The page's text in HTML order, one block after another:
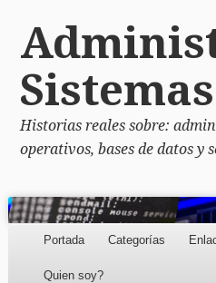
Sistemas
Historias reales sobre:
operativos, bases de datos y
Menu
Skip to content
Portada Categorías
Quien soy?